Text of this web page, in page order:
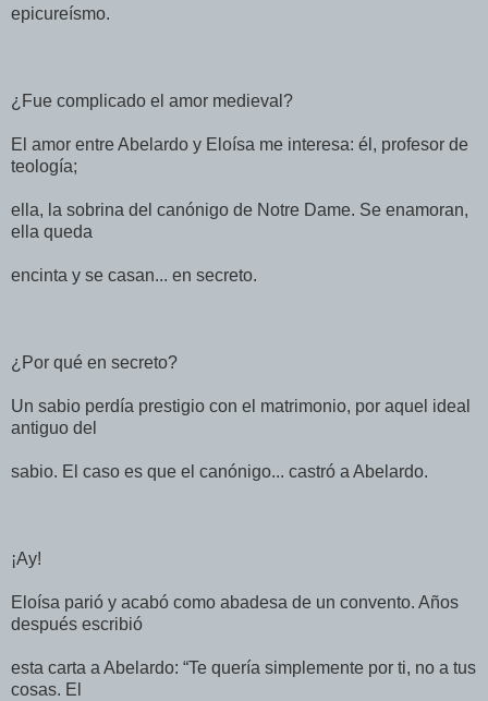
epicureísmo.
¿Fue complicado el amor medieval?
El amor entre Abelardo y Eloísa me interesa: él, profesor de
teología;
ella, la sobrina del canónigo de Notre Dame. Se enamoran,
ella queda
encinta y se casan... en secreto.
¿Por qué en secreto?
Un sabio perdía prestigio con el matrimonio, por aquel ideal
antiguo del
sabio. El caso es que el canónigo... castró a Abelardo.
¡Ay!
Eloísa parió y acabó como abadesa de un convento. Años
después escribió
esta carta a Abelardo: “Te quería simplemente por ti, no a tus
cosas. El